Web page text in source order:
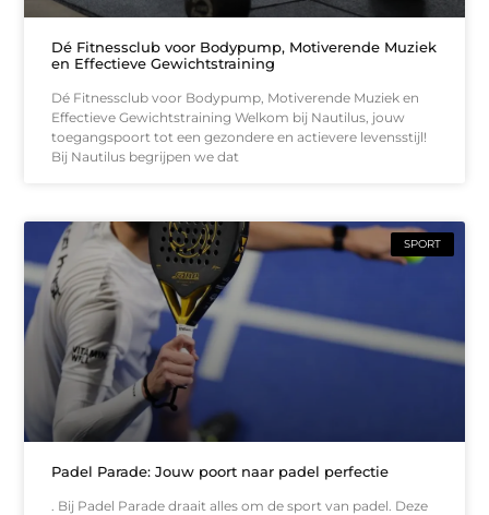
Dé Fitnessclub voor Bodypump, Motiverende Muziek
en Effectieve Gewichtstraining
Dé Fitnessclub voor Bodypump, Motiverende Muziek en
Effectieve Gewichtstraining Welkom bij Nautilus, jouw
toegangspoort tot een gezondere en actievere levensstijl!
Bij Nautilus begrijpen we dat
SPORT
Padel Parade: Jouw poort naar padel perfectie
. Bij Padel Parade draait alles om de sport van padel. Deze